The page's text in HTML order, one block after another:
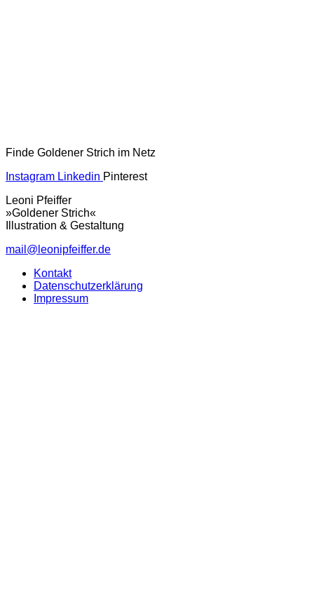
Finde Goldener Strich im Netz
Instagram Linkedin Pinterest
Leoni Pfeiffer
»Goldener Strich«
Illustration & Gestaltung
mail@leonipfeiffer.de
Kontakt
Datenschutzerklärung
Impressum